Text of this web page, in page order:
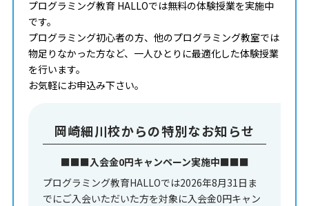
プログラミング教育 HALLOでは無料の体験授業を実施中
です。
プログラミング初心者の方、他のプログラミング教室では
物足りなかった方など、一人ひとりに最適化した体験授業
を行います。
お気軽にお申込み下さい。
岡崎細川校からの特別なお知らせ
■■■入会金0円キャンペーン実施中■■■
プログラミング教育HALLOでは2026年8月31日ま
でにご入会いただいた方を対象に入会金0円キャン